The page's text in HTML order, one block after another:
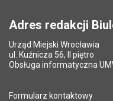
Adres redakcji
Urząd Miejski Wrocławia
ul. Kuźnicza 56, II piętro
Obsługa informatyczna
Formularz kontaktowy